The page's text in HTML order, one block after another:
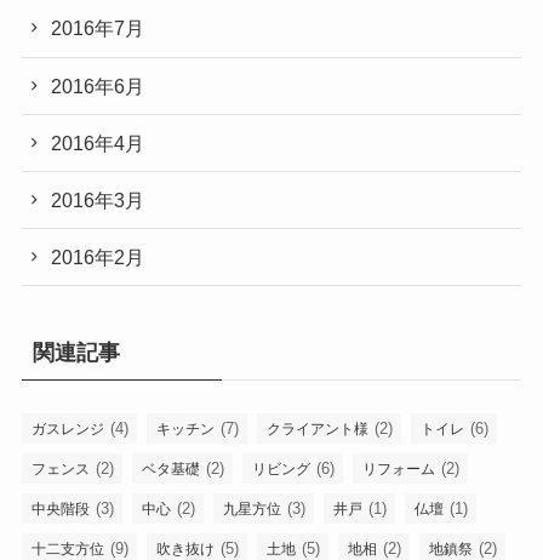
2016年7月
2016年6月
2016年4月
2016年3月
2016年2月
関連記事
ガスレンジ (4) キッチン (7) クライアント様 (2) トイレ (6)
フェンス (2) ベタ基礎 (2) リビング (6) リフォーム (2)
中央階段 (3) 中心 (2) 九星方位 (3) 井戸 (1) 仏壇 (1)
十二支方位 (9) 吹き抜け (5) 土地 (5) 地相 (2) 地鎮祭 (2)